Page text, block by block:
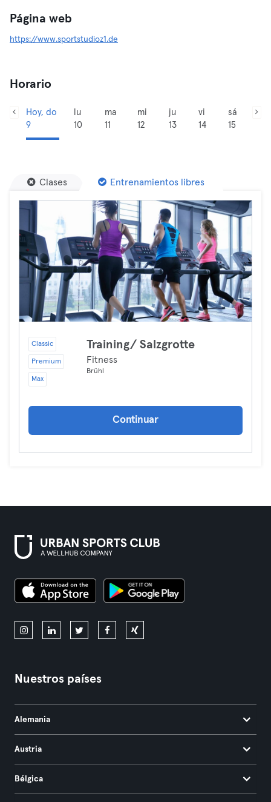
Página web
https://www.sportstudioz1.de
Horario
Hoy, do
9
lu
10
ma
11
mi
12
ju
13
vi
14
sá
15
Clases Entrenamientos libres
Classic
Premium
Max
Training/ Salzgrotte
Fitness
Brühl
Continuar
Nuestros países
Alemania
Austria
Bélgica